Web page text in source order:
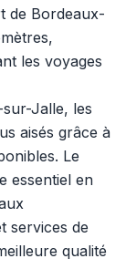
de Bordeaux-
les voyages
Jalle, les
aisés grâce à
Le
essentiel en
services de
qualité